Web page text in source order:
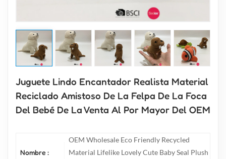
Juguete Lindo Encantador Realista Material
Reciclado Amistoso De La Felpa De La Foca
Del Bebé De La Venta Al Por Mayor Del OEM
Nombre :
OEM Wholesale Eco Friendly Recycled
Material Lifelike Lovely Cute Baby Seal Plush